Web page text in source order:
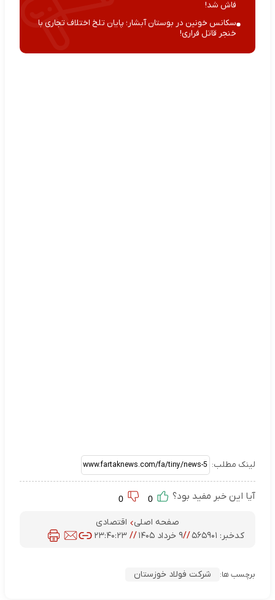
فاش شد!
سکانس خونین در بوستان آبشار؛ پایان تلخ اختلاف تجاری با
خنجر قاتل فراری!
لینک مطلب:
آیا این خبر مفید بود؟
صفحه اصلی
اقتصادی
کدخبر: ۵۶۵۹۰۱ //۹ خرداد ۱۴۰۵ //۲۳:۴۰:۲۳
برچسب ها: شرکت فولاد خوزستان